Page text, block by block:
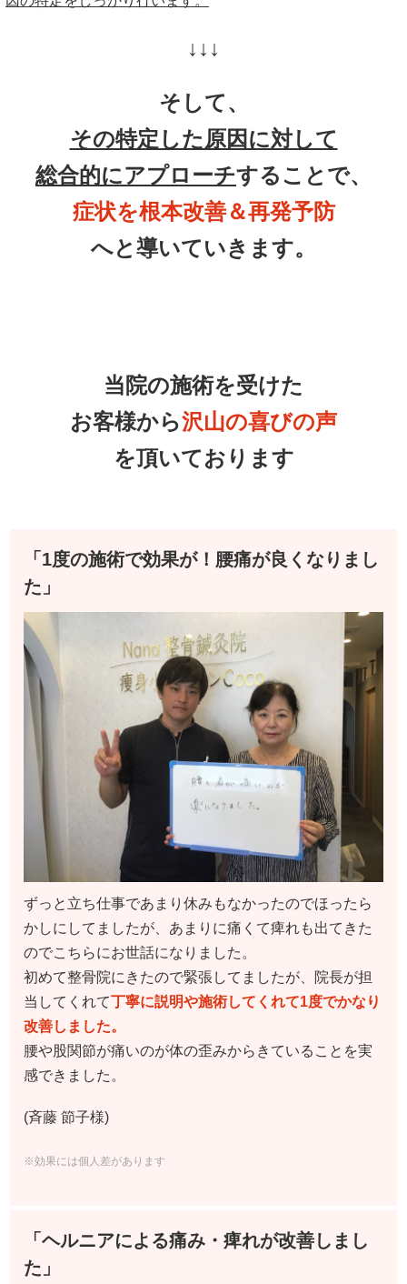
↓↓↓
そして、
その特定した原因に対して
総合的にアプローチすることで、
症状を根本改善＆再発予防
へと導いていきます。
当院の施術を受けた
お客様から沢山の喜びの声
を頂いております
「1度の施術で効果が！腰痛が良くなりまし
た」
ずっと立ち仕事であまり休みもなかったのでほったら
かしにしてましたが、あまりに痛くて痺れも出てきた
のでこちらにお世話になりました。
初めて整骨院にきたので緊張してましたが、院長が担
当してくれて丁寧に説明や施術してくれて1度でかなり
改善しました。
腰や股関節が痛いのが体の歪みからきていることを実
感できました。
(斉藤 節子様)
※効果には個人差があります
「ヘルニアによる痛み・痺れが改善しまし
た」